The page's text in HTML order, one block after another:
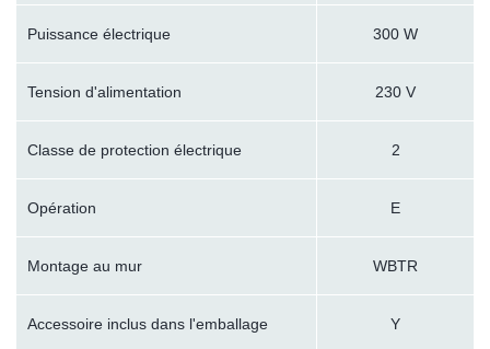
Puissance électrique 300 W
Tension d'alimentation 230 V
Classe de protection électrique 2
Opération E
Montage au mur WBTR
Accessoire inclus dans l'emballage Y